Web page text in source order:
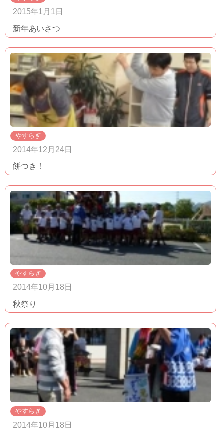
2015年1月1日
新年あいさつ
やすらぎ
2014年12月24日
餅つき！
やすらぎ
2014年10月18日
秋祭り
やすらぎ
2014年10月18日